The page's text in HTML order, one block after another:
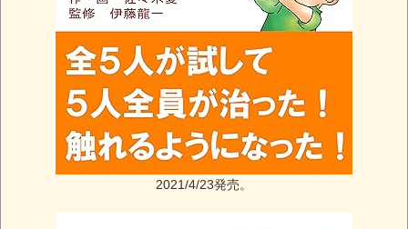
2021/4/23発売。